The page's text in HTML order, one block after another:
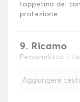
tappetino del
protezione.
9. Ricamo
Personalizza il
Aggiungere